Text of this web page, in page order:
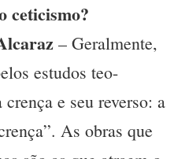
ceticismo?
– Geralmente,
estudos teo-
e seu reverso: a
As obras que